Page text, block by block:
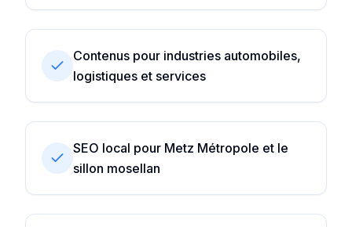
Contenus pour industries automobiles,
logistiques et services
SEO local pour Metz Métropole et le
sillon mosellan